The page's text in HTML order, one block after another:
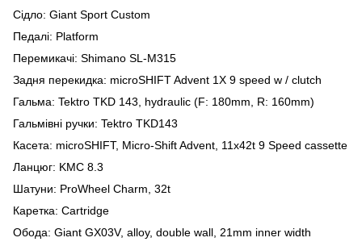
Сідло: Giant Sport Custom
Педалі: Platform
Перемикачі: Shimano SL-M315
Задня перекидка: microSHIFT Advent 1X 9 speed w / clutch
Гальма: Tektro TKD 143, hydraulic (F: 180mm, R: 160mm)
Гальмівні ручки: Tektro TKD143
Касета: microSHIFT, Micro-Shift Advent, 11x42t 9 Speed cassette
Ланцюг: KMC 8.3
Шатуни: ProWheel Charm, 32t
Каретка: Cartridge
Обода: Giant GX03V, alloy, double wall, 21mm inner width